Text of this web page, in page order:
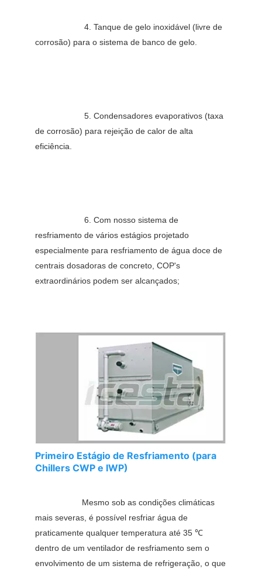
4. Tanque de gelo inoxidável (livre de
corrosão) para o sistema de banco de gelo.
5. Condensadores evaporativos (taxa
de corrosão) para rejeição de calor de alta
eficiência.
6. Com nosso sistema de
resfriamento de vários estágios projetado
especialmente para resfriamento de água doce de
centrais dosadoras de concreto, COP's
extraordinários podem ser alcançados;
Primeiro Estágio de Resfriamento (para
Chillers CWP e IWP)
Mesmo sob as condições climáticas
mais severas, é possível resfriar água de
praticamente qualquer temperatura até 35
dentro de um ventilador de resfriamento sem o
envolvimento de um sistema de refrigeração, o que